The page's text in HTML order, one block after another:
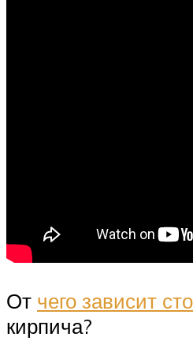
От чего зависит
кирпича?